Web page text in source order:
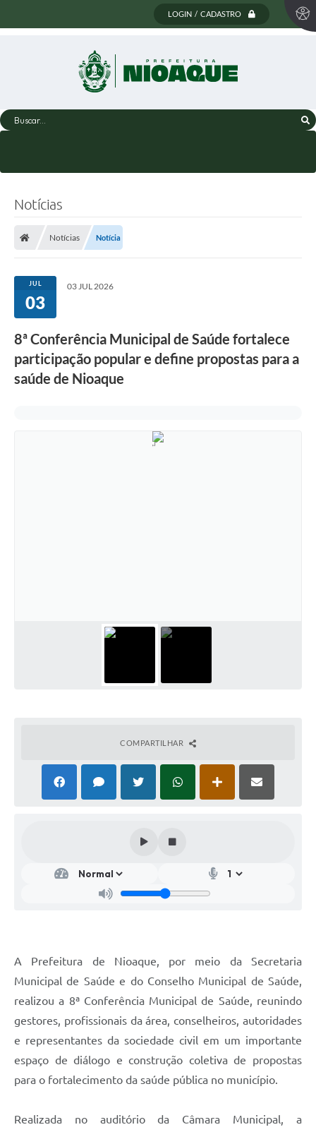
LOGIN / CADASTRO
Buscar...
Notícias
Notícias Notícia
JUL
03
03 JUL 2026
8ª Conferência Municipal de Saúde fortalece
participação popular e define propostas para a
saúde de Nioaque
COMPARTILHAR
A Prefeitura de Nioaque, por meio da Secretaria
Municipal de Saúde e do Conselho Municipal de Saúde,
realizou a 8ª Conferência Municipal de Saúde, reunindo
gestores, profissionais da área, conselheiros, autoridades
e representantes da sociedade civil em um importante
espaço de diálogo e construção coletiva de propostas
para o fortalecimento da saúde pública no município.
Realizada no auditório da Câmara Municipal, a